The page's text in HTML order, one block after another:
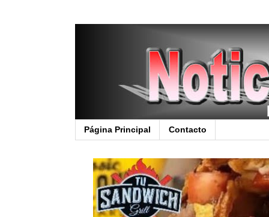
Página Principal Contacto